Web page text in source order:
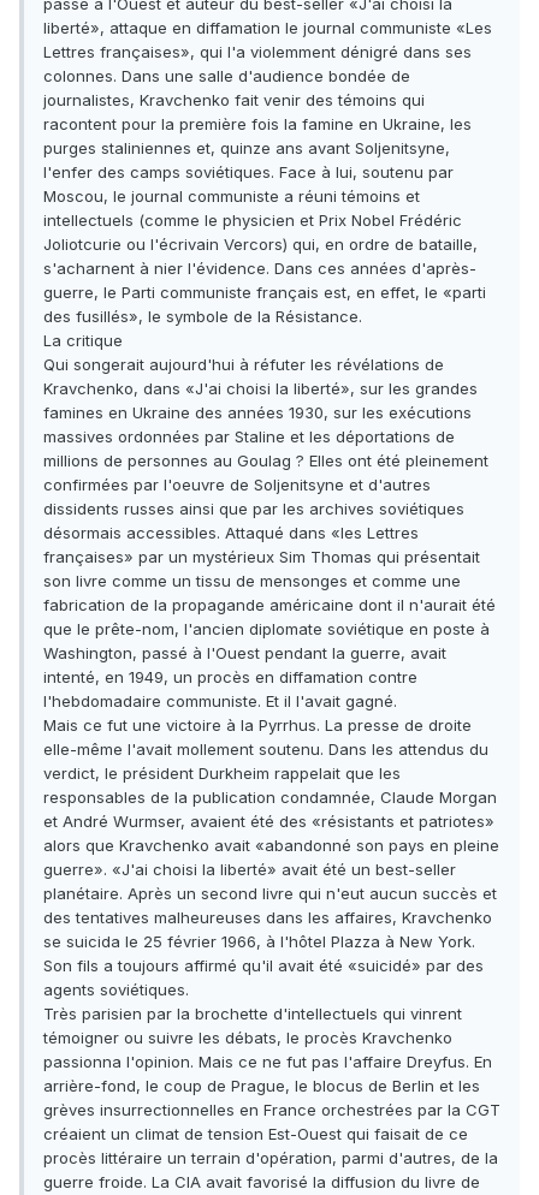
passé à l'Ouest et auteur du best-seller «J'ai choisi la
liberté», attaque en diffamation le journal communiste «Les
Lettres françaises», qui l'a violemment dénigré dans ses
colonnes. Dans une salle d'audience bondée de
journalistes, Kravchenko fait venir des témoins qui
racontent pour la première fois la famine en Ukraine, les
purges staliniennes et, quinze ans avant Soljenitsyne,
l'enfer des camps soviétiques. Face à lui, soutenu par
Moscou, le journal communiste a réuni témoins et
intellectuels (comme le physicien et Prix Nobel Frédéric
Joliotcurie ou l'écrivain Vercors) qui, en ordre de bataille,
s'acharnent à nier l'évidence. Dans ces années d'après-
guerre, le Parti communiste français est, en effet, le «parti
des fusillés», le symbole de la Résistance.
La critique
Qui songerait aujourd'hui à réfuter les révélations de
Kravchenko, dans «J'ai choisi la liberté», sur les grandes
famines en Ukraine des années 1930, sur les exécutions
massives ordonnées par Staline et les déportations de
millions de personnes au Goulag ? Elles ont été pleinement
confirmées par l'oeuvre de Soljenitsyne et d'autres
dissidents russes ainsi que par les archives soviétiques
désormais accessibles. Attaqué dans «les Lettres
françaises» par un mystérieux Sim Thomas qui présentait
son livre comme un tissu de mensonges et comme une
fabrication de la propagande américaine dont il n'aurait été
que le prête-nom, l'ancien diplomate soviétique en poste à
Washington, passé à l'Ouest pendant la guerre, avait
intenté, en 1949, un procès en diffamation contre
l'hebdomadaire communiste. Et il l'avait gagné.
Mais ce fut une victoire à la Pyrrhus. La presse de droite
elle-même l'avait mollement soutenu. Dans les attendus du
verdict, le président Durkheim rappelait que les
responsables de la publication condamnée, Claude Morgan
et André Wurmser, avaient été des «résistants et patriotes»
alors que Kravchenko avait «abandonné son pays en pleine
guerre». «J'ai choisi la liberté» avait été un best-seller
planétaire. Après un second livre qui n'eut aucun succès et
des tentatives malheureuses dans les affaires, Kravchenko
se suicida le 25 février 1966, à l'hôtel Plazza à New York.
Son fils a toujours affirmé qu'il avait été «suicidé» par des
agents soviétiques.
Très parisien par la brochette d'intellectuels qui vinrent
témoigner ou suivre les débats, le procès Kravchenko
passionna l'opinion. Mais ce ne fut pas l'affaire Dreyfus. En
arrière-fond, le coup de Prague, le blocus de Berlin et les
grèves insurrectionnelles en France orchestrées par la CGT
créaient un climat de tension Est-Ouest qui faisait de ce
procès littéraire un terrain d'opération, parmi d'autres, de la
guerre froide. La CIA avait favorisé la diffusion du livre de